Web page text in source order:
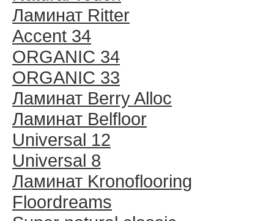
Ламинат Ritter
Accent 34
ORGANIC 34
ORGANIC 33
Ламинат Berry Alloc
Ламинат Belfloor
Universal 12
Universal 8
Ламинат Kronoflooring
Floordreams